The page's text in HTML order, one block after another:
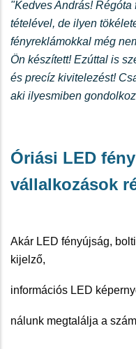
"Kedves András!
tételével, de ilyen
fényreklámokkal még
Ön készített! Ezúttal is
és precíz kivitelezést!
aki ilyesmiben
Óriási LED
vállalkozások
Akár LED fényújság,
kijelző,
információs LED
nálunk megtalálja a